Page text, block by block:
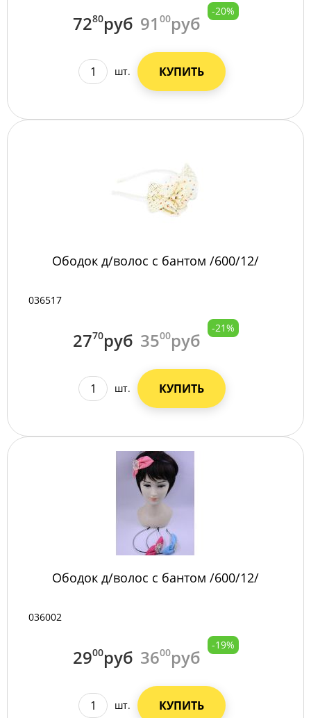
7280руб 91 00руб
-20%
шт. КУПИТЬ
Ободок д/волос с бантом /600/12/
036517
2770руб 3500руб
-21%
шт. КУПИТЬ
Ободок д/волос с бантом /600/12/
036002
2900руб 3600руб
-19%
шт. КУПИТЬ